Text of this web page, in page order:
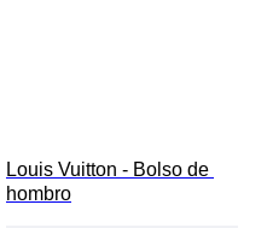
Louis Vuitton - Bolso de
hombro